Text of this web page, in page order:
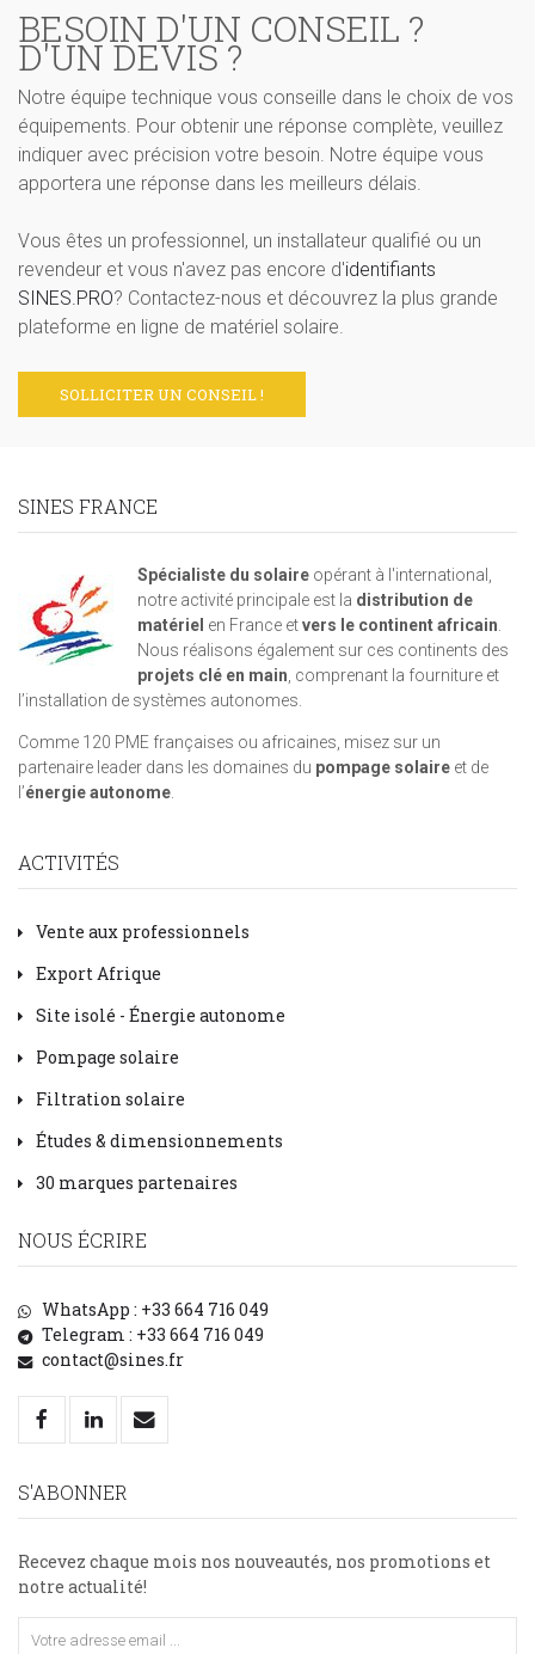
BESOIN D'UN CONSEIL ?
D'UN DEVIS ?
Notre équipe technique vous conseille dans le choix de vos
équipements. Pour obtenir une réponse complète, veuillez
indiquer avec précision votre besoin. Notre équipe vous
apportera une réponse dans les meilleurs délais.
Vous êtes un professionnel, un installateur qualifié ou un
revendeur et vous n'avez pas encore d'identifiants
SINES.PRO? Contactez-nous et découvrez la plus grande
plateforme en ligne de matériel solaire.
SOLLICITER UN CONSEIL !
SINES FRANCE
Spécialiste du solaire opérant à l'international,
notre activité principale est la distribution de
matériel en France etvers le continent africain
Nous réalisons également sur ces continents des
projets clé en main , comprenant la fourniture et
l’installation de systèmes autonomes.
Comme 120 PME françaises ou africaines, misez sur un
partenaire leader dans les domaines du pompage solaire et de
l’énergie autonome
ACTIVITÉS
Vente aux professionnels
Export Afrique
Site isolé - Énergie autonome
Pompage solaire
Filtration solaire
Études & dimensionnements
30 marques partenaires
NOUS ÉCRIRE
WhatsApp : +33 664 716 049
Telegram : +33 664 716 049
contact@sines.fr
S'ABONNER
Recevez chaque mois nos nouveautés, nos promotions et
notre actualité!